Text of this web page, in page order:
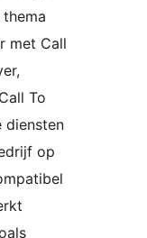
met Call
To
diensten
op